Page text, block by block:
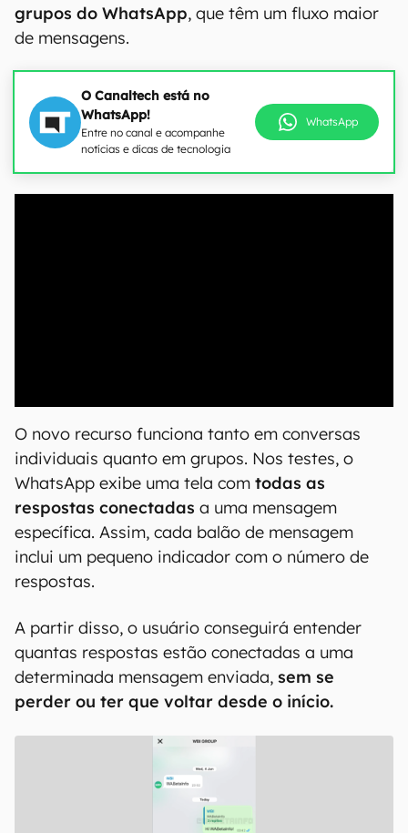
grupos do WhatsApp, que têm um fluxo maior
de mensagens.
O Canaltech está no
WhatsApp!
Entre no canal e acompanhe
notícias e dicas de tecnologia
WhatsApp
O novo recurso funciona tanto em conversas
individuais quanto em grupos. Nos testes, o
WhatsApp exibe uma tela com todas as
respostas conectadas a uma mensagem
específica. Assim, cada balão de mensagem
inclui um pequeno indicador com o número de
respostas.
A partir disso, o usuário conseguirá entender
quantas respostas estão conectadas a uma
determinada mensagem enviada, sem se
perder ou ter que voltar desde o início.